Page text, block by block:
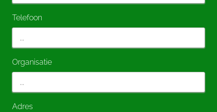
Telefoon
Organisatie
Adres